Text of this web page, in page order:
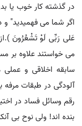
در گذشته کار خوب یا
اگر شما می فهمیدید"
عَلی رَبِّی لَوْ تَشْعُرُونَ
می خواستند علاوه بر
سابقه اخلاقی و
آلودگی در طبقات
رقم وسائل فساد در
بنده اند! ولی نوح بی